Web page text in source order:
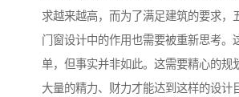
求越来越高，而为了满足建筑的要求，
门窗设计中的作用也需要被重新思考。
单，但事实并非如此。这需要精心的规
大量的精力、财力才能达到这样的设计